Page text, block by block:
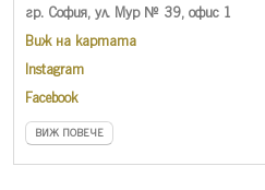
гр. София, ул. Мур № 39, офис 1
Виж на картата
Instagram
Facebook
ВИЖ ПОВЕЧЕ